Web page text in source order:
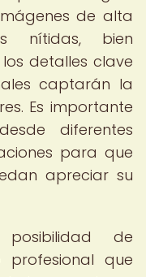
de alta
nítidas, bien
detalles clave
captarán la
Es importante
diferentes
para que
apreciar su
de
que